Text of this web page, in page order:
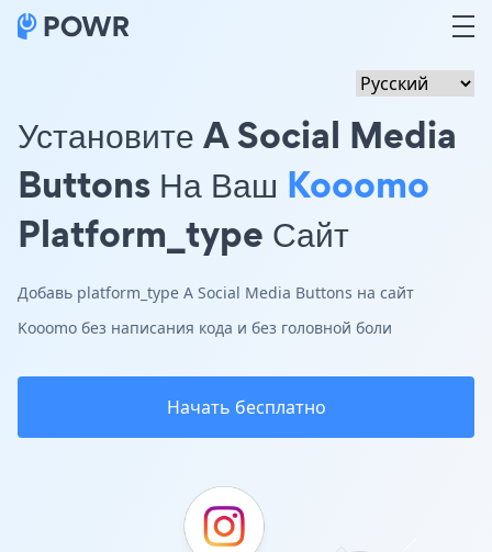
Установите A Social Media
Buttons На Ваш Kooomo
Platform_type Сайт
Добавь platform_type A Social Media Buttons на сайт
Kooomo без написания кода и без головной боли
Начать бесплатно